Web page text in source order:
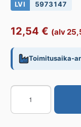
LVI 5973147
12,54 € (alv
Toimitusaika-
Roskasihti
Northern